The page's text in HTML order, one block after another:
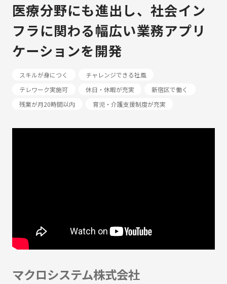
医療分野にも進出し、社会イン
フラに関わる幅広い業務アプリ
ケーションを開発
スキルが身につく
チャレンジできる社風
テレワーク実施可
休日・休暇が充実
新宿区で働く
残業が月20時間以内
育児・介護支援制度が充実
マクロシステム株式会社